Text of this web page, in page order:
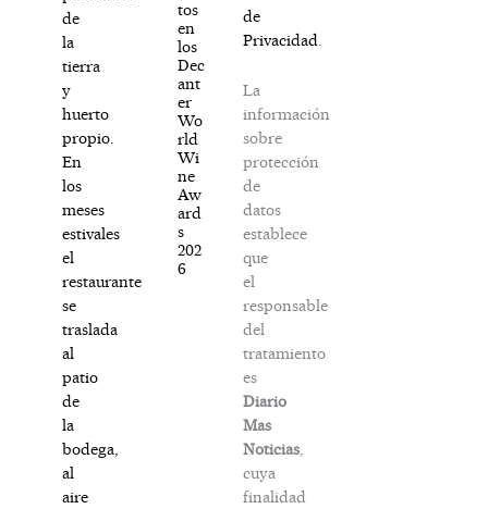
de
la
tierra
y
huerto
propio.
En
los
meses
estivales
el
restaurante
se
traslada
al
patio
de
la
bodega,
al
aire
tos
en
los
Dec
ant
er
Wo
rld
Wi
ne
Aw
ard
s
202
6
de
Privacidad
La
información
sobre
protección
de
datos
establece
que
el
responsable
del
tratamiento
es
Diario
Mas
Noticias,
cuya
finalidad